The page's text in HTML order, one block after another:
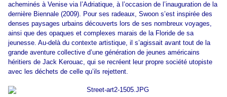
acheminés à Venise via l’Adriatique, à l’occasion de l’inauguration de la
dernière Biennale (2009). Pour ses radeaux, Swoon s’est inspirée des
denses paysages urbains découverts lors de ses nombreux voyages,
ainsi que des opaques et complexes marais de la Floride de sa
jeunesse. Au-delà du contexte artistique, il s’agissait avant tout de la
grande aventure collective d’une génération de jeunes américains
héritiers de Jack Kerouac, qui se recréent leur propre société utopiste
avec les déchets de celle qu’ils rejettent.